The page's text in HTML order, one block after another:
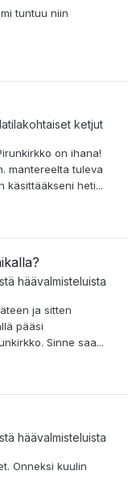
tuntuu niin
ketjut
on ihana!
mantereelta tuleva
käsittääkseni heti...
häävalmisteluista
ja sitten
pääsi
Sinne saa...
häävalmisteluista
Onneksi kuulin